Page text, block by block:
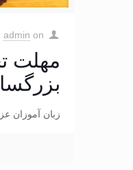
admin on
مهلت
زبان آموزان عزیز تا یکشنبه